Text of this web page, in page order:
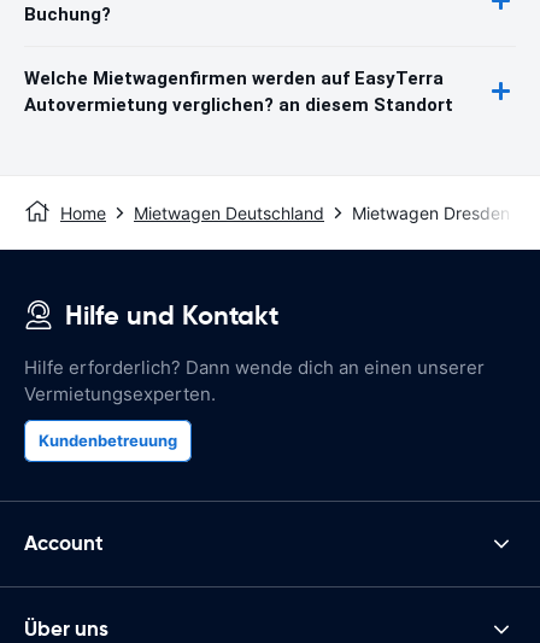
Buchung?
Welche Mietwagenfirmen werden auf EasyTerra
Autovermietung verglichen? an diesem Standort
Home Mietwagen Deutschland Mietwagen Dresden
Hilfe und Kontakt
Hilfe erforderlich? Dann wende dich an einen unserer
Vermietungsexperten.
Kundenbetreuung
Account
Über uns